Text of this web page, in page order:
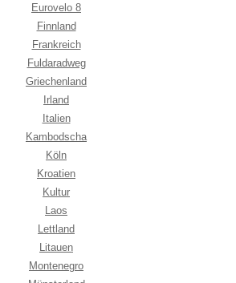
Eurovelo 8
Finnland
Frankreich
Fuldaradweg
Griechenland
Irland
Italien
Kambodscha
Köln
Kroatien
Kultur
Laos
Lettland
Litauen
Montenegro